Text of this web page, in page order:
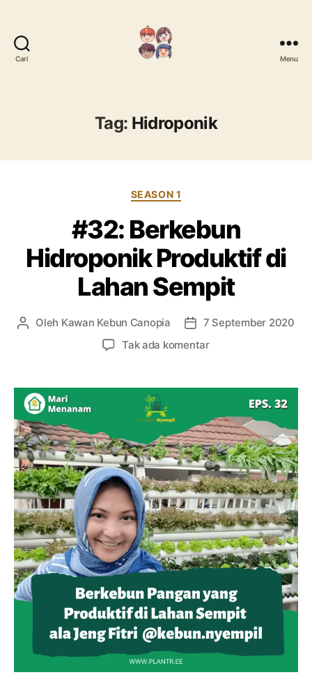
Cari Menu
Tag: Hidroponik
Kategori
SEASON 1
#32: Berkebun
Hidroponik Produktif di
Lahan Sempit
Penulis
Oleh Kawan Kebun Canopia
Tanggal
7 September 2020
Tak ada komentarpada
Hidroponik
Produktif
di
Lahan
Sempit